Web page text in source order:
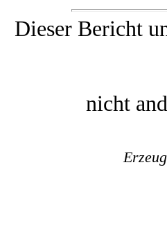
Dieser Bericht
nicht